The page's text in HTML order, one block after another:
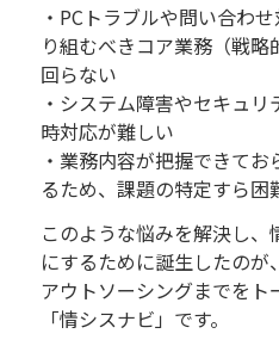
・PCトラブルや問い合わ
り組むべきコア業務（戦
回らない
・システム障害やセキュ
時対応が難しい
・業務内容が把握できて
るため、課題の特定すら困
このような悩みを解決し
にするために誕生したのが
アウトソーシングまでをト
「情シスナビ」です。